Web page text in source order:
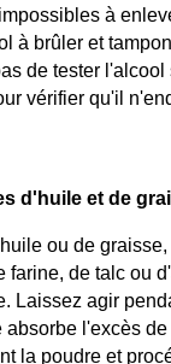
à
à brûler et
de tester l'alcool
vérifier qu'il
d'huile et de
ou de
farine, de talc ou
Laissez agir
absorbe l'excès
la poudre et